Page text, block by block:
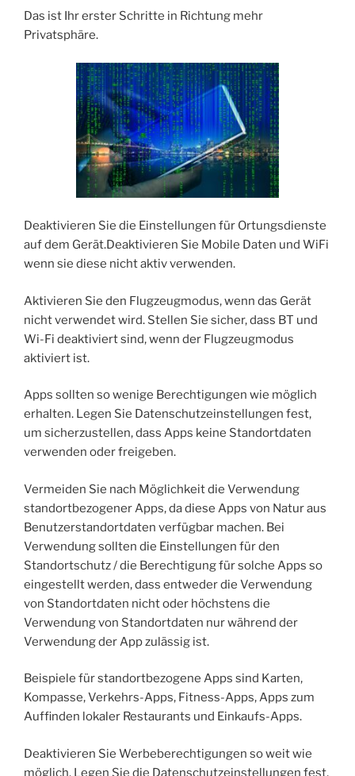
Das ist Ihr erster Schritte in Richtung mehr
Privatsphäre.
Deaktivieren Sie die Einstellungen für Ortungsdienste
auf dem Gerät.Deaktivieren Sie Mobile Daten und WiFi
wenn sie diese nicht aktiv verwenden.
Aktivieren Sie den Flugzeugmodus, wenn das Gerät
nicht verwendet wird. Stellen Sie sicher, dass BT und
Wi-Fi deaktiviert sind, wenn der Flugzeugmodus
aktiviert ist.
Apps sollten so wenige Berechtigungen wie möglich
erhalten. Legen Sie Datenschutzeinstellungen fest,
um sicherzustellen, dass Apps keine Standortdaten
verwenden oder freigeben.
Vermeiden Sie nach Möglichkeit die Verwendung
standortbezogener Apps, da diese Apps von Natur aus
Benutzerstandortdaten verfügbar machen. Bei
Verwendung sollten die Einstellungen für den
Standortschutz / die Berechtigung für solche Apps so
eingestellt werden, dass entweder die Verwendung
von Standortdaten nicht oder höchstens die
Verwendung von Standortdaten nur während der
Verwendung der App zulässig ist.
Beispiele für standortbezogene Apps sind Karten,
Kompasse, Verkehrs-Apps, Fitness-Apps, Apps zum
Auffinden lokaler Restaurants und Einkaufs-Apps.
Deaktivieren Sie Werbeberechtigungen so weit wie
möglich. Legen Sie die Datenschutzeinstellungen fest,